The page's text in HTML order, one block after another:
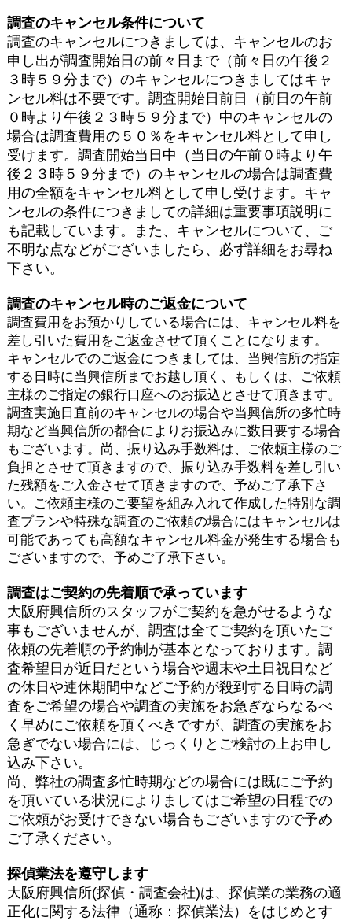
調査のキャンセル条件について
調査のキャンセルにつきましては、キャンセルのお
申し出が調査開始日の前々日まで（前々日の午後２
３時５９分まで）のキャンセルにつきましてはキャ
ンセル料は不要です。調査開始日前日（前日の午前
０時より午後２３時５９分まで）中のキャンセルの
場合は調査費用の５０％をキャンセル料として申し
受けます。調査開始当日中（当日の午前０時より午
後２３時５９分まで）のキャンセルの場合は調査費
用の全額をキャンセル料として申し受けます。 キャ
ンセルの条件につきましての詳細は重要事項説明に
も記載しています。また、キャンセルについて、ご
不明な点などがございましたら、必ず詳細をお尋ね
下さい。
調査のキャンセル時のご返金について
調査費用をお預かりしている場合には、キャンセル料を
差し引いた費用をご返金させて頂くことになります。
キャンセルでのご返金につきましては、当興信所の指定
する日時に当興信所までお越し頂く、もしくは、ご依頼
主様のご指定の銀行口座へのお振込とさせて頂きます。
調査実施日直前のキャンセルの場合や当興信所の多忙時
期など当興信所の都合によりお振込みに数日要する場合
もございます。尚、振り込み手数料は、ご依頼主様のご
負担とさせて頂きますので、振り込み手数料を差し引い
た残額をご入金させて頂きますので、予めご了承下さ
い。ご依頼主様のご要望を組み入れて作成した特別な調
査プランや特殊な調査のご依頼の場合にはキャンセルは
可能であっても高額なキャンセル料金が発生する場合も
ございますので、予めご了承下さい。
調査はご契約の先着順で承っています
大阪府興信所のスタッフがご契約を急がせるような
事もございませんが、調査は全てご契約を頂いたご
依頼の先着順の予約制が基本となっております。調
査希望日が近日だという場合や週末や土日祝日など
の休日や連休期間中などご予約が殺到する日時の調
査をご希望の場合や調査の実施をお急ぎならなるべ
く早めにご依頼を頂くべきですが、調査の実施をお
急ぎでない場合には、じっくりとご検討の上お申し
込み下さい。
尚、弊社の調査多忙時期などの場合には既にご予約
を頂いている状況によりましてはご希望の日程での
ご依頼がお受けできない場合もございますので予め
ご了承ください。
探偵業法を遵守します
大阪府興信所(探偵・調査会社)は、探偵業の業務の適
正化に関する法律（通称：探偵業法）をはじめとす